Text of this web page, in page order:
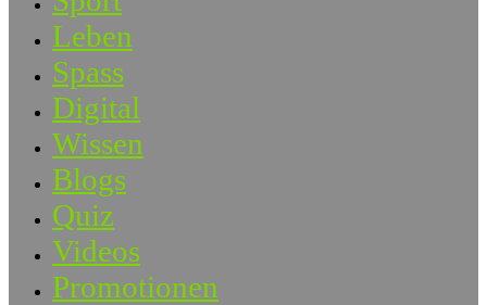
Leben
Spass
Digital
Wissen
Blogs
Quiz
Videos
Promotionen